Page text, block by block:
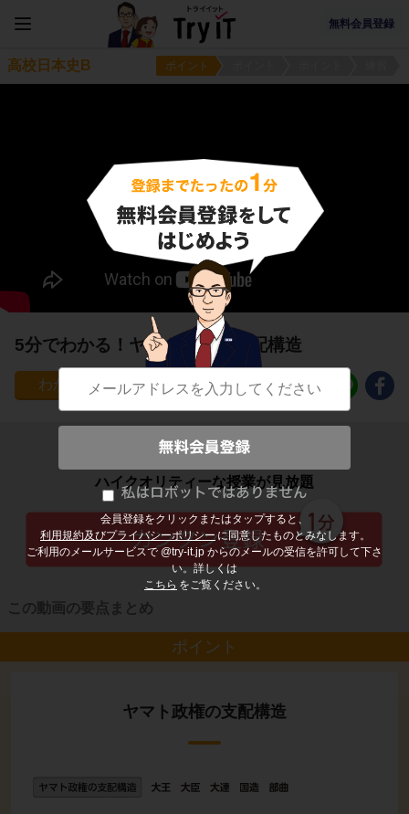
無料会員登録
会員登録をクリックまたはタップすると、
利用規約及びプライバシーポリシー に同意したものとみなします。
ご利用のメールサービスで @try-it.jp からのメールの受信を許可して下さ
い。詳しくは
こちら をご覧ください。
高校日本史B ポイント
5分でわかる！ヤマト政権の支配構造
361
子どもの勉強から大人の学び直しまで
ハイクオリティーな授業が見放題
この動画の要点まとめ
ポイント
ヤマト政権の支配構造